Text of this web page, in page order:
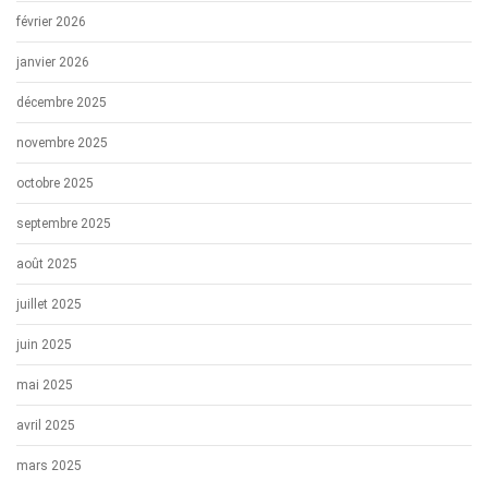
février 2026
janvier 2026
décembre 2025
novembre 2025
octobre 2025
septembre 2025
août 2025
juillet 2025
juin 2025
mai 2025
avril 2025
mars 2025